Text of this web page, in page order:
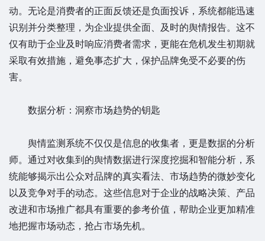
动。无论是消费者的正面反馈还是负面投诉，系统都能迅速
识别并分类整理，为企业提供全面、及时的舆情报告。这不
仅有助于企业及时响应消费者需求，更能在危机发生初期就
采取有效措施，避免事态扩大，保护品牌免受不必要的伤
害。
数据分析：洞察市场趋势的钥匙
舆情监测系统不仅仅是信息的收集者，更是数据的分析
师。通过对收集到的舆情数据进行深度挖掘和智能分析，系
统能够揭示出公众对品牌的真实看法、市场趋势的微妙变化
以及竞争对手的动态。这些信息对于企业的战略决策、产品
改进和市场推广都具有重要的参考价值，帮助企业更加精准
地把握市场动态，抢占市场先机。